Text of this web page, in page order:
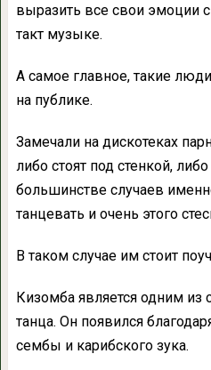
выразить все свои
такт музыке.
А самое главное, такие
на публике.
Замечали на дискотеках
либо стоят под стенкой,
большинстве случаев
танцевать и очень этого
В таком случае им стоит
Кизомба является одним
танца. Он появился
сембы и карибского зука.